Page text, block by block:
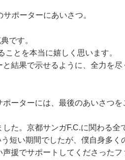
ポーターにあいさつ。
です。
とを本当に嬉しく思います。
結果で示せるように、全力を尽
ーターには、最後のあいさつを
た。京都サンガF.C.に関わる全
短い期間でしたが、僕自身多く
援でサポートしてくださったフ